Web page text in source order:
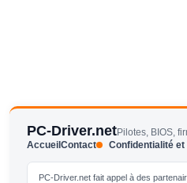
PC-Driver.netPilotes, BIOS,
AccueilContact Confidentialité et
PC-Driver.net fait appel à des